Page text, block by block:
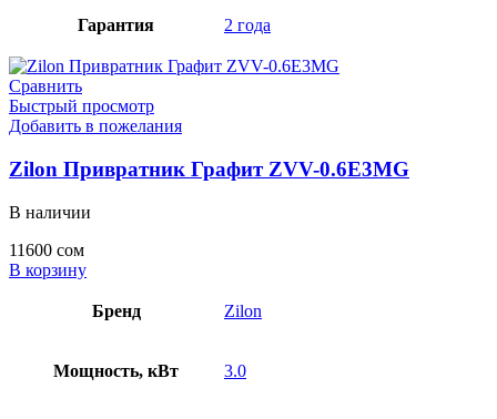
Гарантия 2 года
Сравнить
Быстрый просмотр
Добавить в пожелания
Zilon Привратник Графит ZVV-0.6E3MG
В наличии
11600 сом
В корзину
Бренд Zilon
Мощность, кВт 3.0